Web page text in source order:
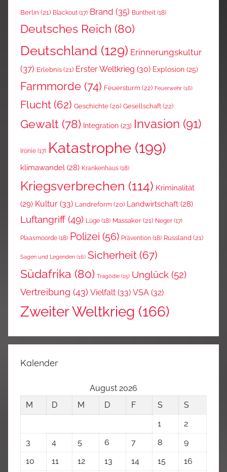
Berlin (21) Blackout (17) Brand (35) Buntheit (18)
Deutsches Reich (80)
Deutschland (129) Erinnerungskultur
(37) Erlebnis (21) Erster Weltkrieg (30) Explosion (25)
Farmmorde (74) Feuersturm (22) Feuerwehr (16)
Flucht (62) Geschichte (20) Gesellschaft(22)
Gewalt (78) Integration (23) Invasion (91)
Ironie (17) Katastrophe (199)
klimawandel (28) Krankenhaus (18)
Kriegsverbrechen (114) Kriminalität
(29) Kultur (33) Landreform (20) Landwirtschaft (28)
Luftangriff (49) Lüge (18) Massaker (21) Neger (17)
Plaasmoorde (18) Polizei (56) Prävention (18) Russland (21)
Sagen und Legenden (16) Sicherheit (67)
Südafrika (80) Tragödie (15) Unglück (52)
Vertreibung (43) Vielfalt (33) VSA (32)
Zweiter Weltkrieg (166)
Kalender
August 2026
M
D M D F S
S
1
2
3
4 5 6 7 8
9
10
11 12 13 14 15
16